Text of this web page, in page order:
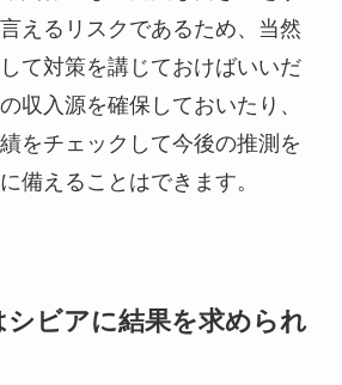
えるリスクであるため、当然
て対策を講じておけばいいだ
収入源を確保しておいたり、
をチェックして今後の推測を
備えることはできます。
ビアに結果を求められ